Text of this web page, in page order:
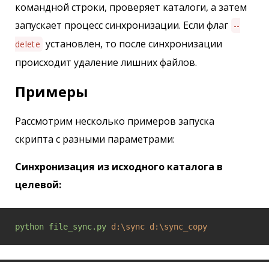
командной строки, проверяет каталоги, а затем
запускает процесс синхронизации. Если флаг --
delete установлен, то после синхронизации
происходит удаление лишних файлов.
Примеры
Рассмотрим несколько примеров запуска
скрипта с разными параметрами:
Синхронизация из исходного каталога в
целевой:
python file_sync.py d:\sync d:\sync_copy